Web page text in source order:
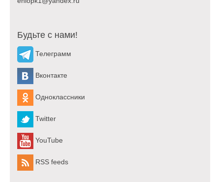
Будьте с нами!
Телеграмм
Вконтакте
Одноклассники
Twitter
YouTube
RSS feeds